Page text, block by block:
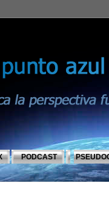
PODCAST